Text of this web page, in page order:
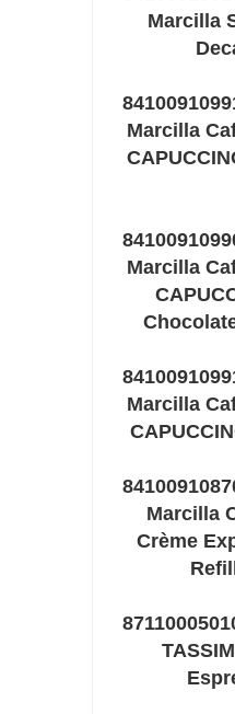
Marcilla
Marcilla
Marcilla
Marcilla
Marcilla
Crème